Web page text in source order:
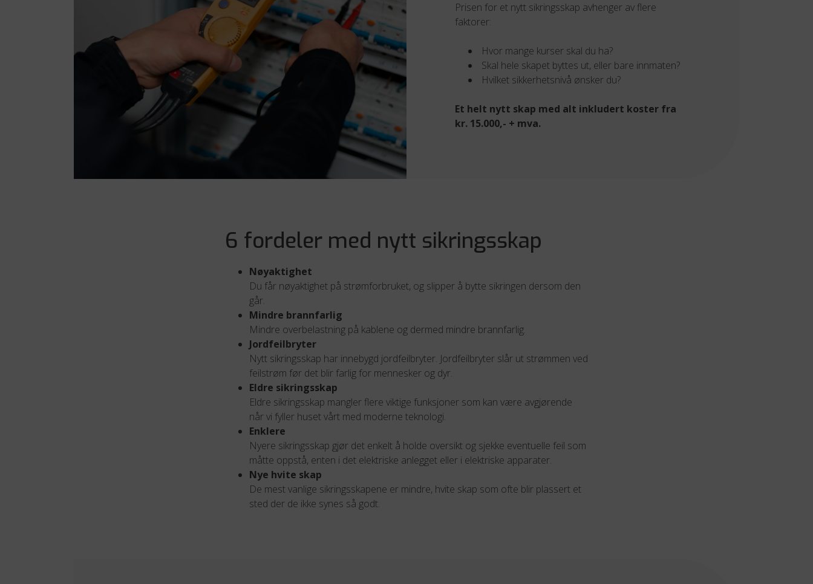
Prisen for et nytt sikringsskap avhenger av flere
faktorer:
Hvor mange kurser skal du ha?
Skal hele skapet byttes ut, eller bare innmaten?
Hvilket sikkerhetsnivå ønsker du?
Et helt nytt skap med alt inkludert koster fra
kr. 15.000,- + mva.
6 fordeler med nytt sikringsskap
Nøyaktighet
Du får nøyaktighet på strømforbruket, og slipper å bytte sikringen dersom den
går.
Mindre brannfarlig
Mindre overbelastning på kablene og dermed mindre brannfarlig.
Jordfeilbryter
Nytt sikringsskap har innebygd jordfeilbryter. Jordfeilbryter slår ut strømmen ved
feilstrøm før det blir farlig for mennesker og dyr.
Eldre sikringsskap
Eldre sikringsskap mangler flere viktige funksjoner som kan være avgjørende
når vi fyller huset vårt med moderne teknologi.
Enklere
Nyere sikringsskap gjør det enkelt å holde oversikt og sjekke eventuelle feil som
måtte oppstå, enten i det elektriske anlegget eller i elektriske apparater.
Nye hvite skap
De mest vanlige sikringsskapene er mindre, hvite skap som ofte blir plassert et
sted der de ikke synes så godt.